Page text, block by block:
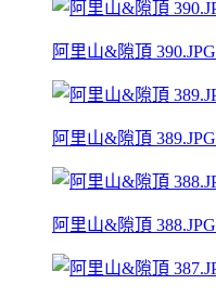
阿里山&隙頂 390.JPG
阿里山&隙頂 389.JPG
阿里山&隙頂 388.JPG